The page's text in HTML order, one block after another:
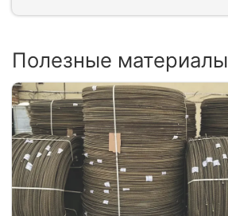
Полезные материалы